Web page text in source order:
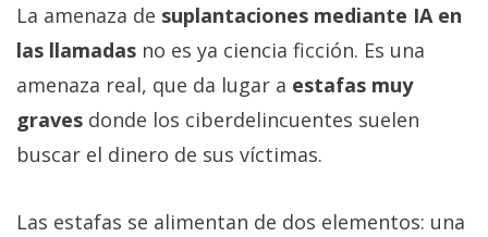
La amenaza de suplantaciones mediante IA en
las llamadas no es ya ciencia ficción. Es una
amenaza real, que da lugar a estafas muy
graves donde los ciberdelincuentes suelen
buscar el dinero de sus víctimas.
Las estafas se alimentan de dos elementos: una